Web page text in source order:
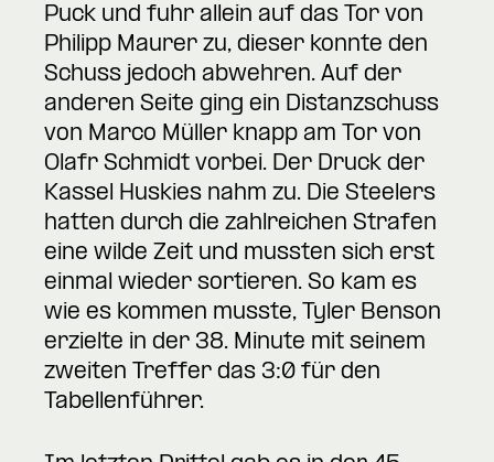
Puck und fuhr allein auf das Tor von
Philipp Maurer zu, dieser konnte den
Schuss jedoch abwehren. Auf der
anderen Seite ging ein Distanzschuss
von Marco Müller knapp am Tor von
Olafr Schmidt vorbei. Der Druck der
Kassel Huskies nahm zu. Die Steelers
hatten durch die zahlreichen Strafen
eine wilde Zeit und mussten sich erst
einmal wieder sortieren. So kam es
wie es kommen musste, Tyler Benson
erzielte in der 38. Minute mit seinem
zweiten Treffer das 3:0 für den
Tabellenführer.